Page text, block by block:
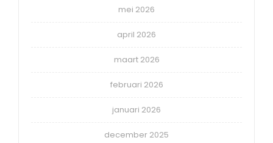
mei 2026
april 2026
maart 2026
februari 2026
januari 2026
december 2025